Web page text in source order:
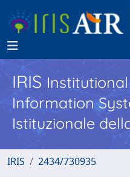
IRIS
Information
Istituzionale
IRIS 2434/730935